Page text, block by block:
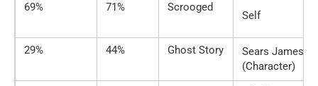
69% 71% Scrooged
Self
29% 44% Ghost Story
Sears James
(Character)